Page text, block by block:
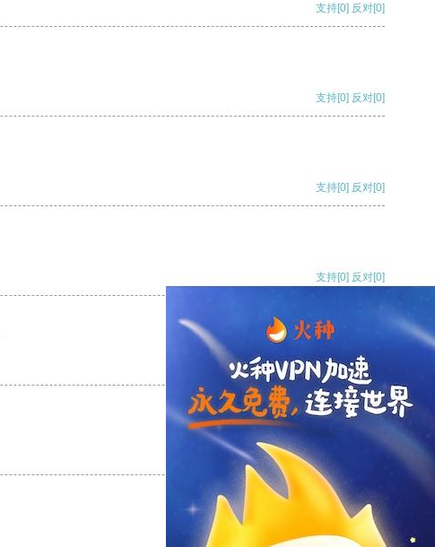
支持[0] 反对[0]
支持[0] 反对[0]
支持[0] 反对[0]
支持[0] 反对[0]
支持[0] 反对
支持